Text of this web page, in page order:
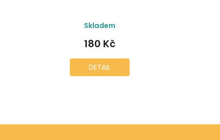
Skladem
180 Kč
DETAIL